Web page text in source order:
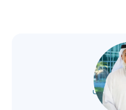
الركن